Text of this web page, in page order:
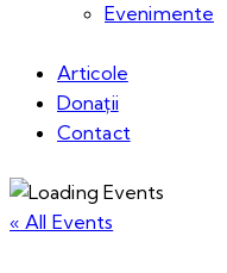
Evenimente
Articole
Donații
Contact
« All Events